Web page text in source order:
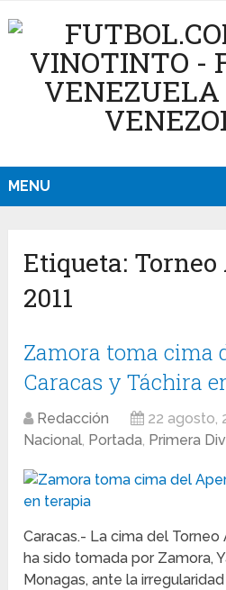
MENU
Etiqueta:
2011
Zamora toma cima
Caracas y Táchira
Redacción 22 agosto,
Nacional, Portada, Primera
Caracas.- La cima del
ha sido tomada por Zamora,
Monagas, ante la